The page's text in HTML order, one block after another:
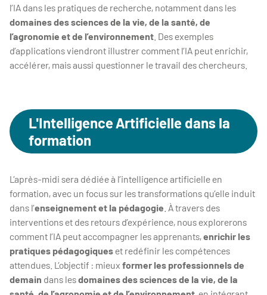
l’IA dans les pratiques de recherche, notamment dans les
domaines des sciences de la vie, de la santé, de
l’agronomie et de l’environnement . Des exemples
d’applications viendront illustrer comment l’IA peut enrichir,
accélérer, mais aussi questionner le travail des chercheurs.
L'Intelligence Artificielle dans la
formation
L’après-midi sera dédiée à l’intelligence artificielle en
formation, avec un focus sur les transformations qu’elle induit
dans l’enseignement et la pédagogie . À travers des
interventions et des retours d’expérience, nous explorerons
comment l’IA peut accompagner les apprenants,enrichir les
pratiques pédagogiqueset redéfinir les compétences
attendues. L’objectif : mieux former les professionnels de
demain dans lesdomaines des sciences de la vie, de la